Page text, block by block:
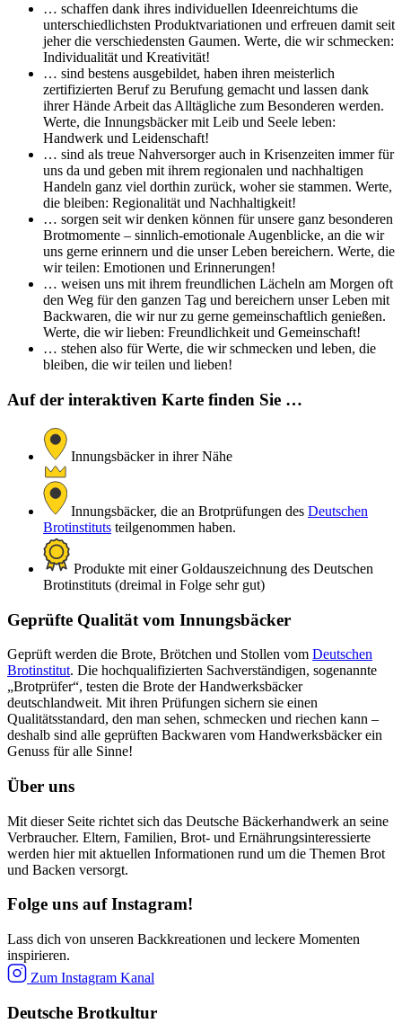
… schaffen dank ihres individuellen Ideenreichtums die
unterschiedlichsten Produktvariationen und erfreuen damit seit
jeher die verschiedensten Gaumen. Werte, die wir schmecken:
Individualität und Kreativität!
… sind bestens ausgebildet, haben ihren meisterlich
zertifizierten Beruf zu Berufung gemacht und lassen dank
ihrer Hände Arbeit das Alltägliche zum Besonderen werden.
Werte, die Innungsbäcker mit Leib und Seele leben:
Handwerk und Leidenschaft!
… sind als treue Nahversorger auch in Krisenzeiten immer für
uns da und geben mit ihrem regionalen und nachhaltigen
Handeln ganz viel dorthin zurück, woher sie stammen. Werte,
die bleiben: Regionalität und Nachhaltigkeit!
… sorgen seit wir denken können für unsere ganz besonderen
Brotmomente – sinnlich-emotionale Augenblicke, an die wir
uns gerne erinnern und die unser Leben bereichern. Werte, die
wir teilen: Emotionen und Erinnerungen!
… weisen uns mit ihrem freundlichen Lächeln am Morgen oft
den Weg für den ganzen Tag und bereichern unser Leben mit
Backwaren, die wir nur zu gerne gemeinschaftlich genießen.
Werte, die wir lieben: Freundlichkeit und Gemeinschaft!
… stehen also für Werte, die wir schmecken und leben, die
bleiben, die wir teilen und lieben!
Auf der interaktiven Karte finden Sie …
Innungsbäcker in ihrer Nähe
Innungsbäcker, die an Brotprüfungen des Deutschen
Brotinstituts teilgenommen haben.
Produkte mit einer Goldauszeichnung des Deutschen
Brotinstituts (dreimal in Folge sehr gut)
Geprüfte Qualität vom Innungsbäcker
Geprüft werden die Brote, Brötchen und Stollen vom Deutschen
Brotinstitut. Die hochqualifizierten Sachverständigen, sogenannte
„Brotprüfer“, testen die Brote der Handwerksbäcker
deutschlandweit. Mit ihren Prüfungen sichern sie einen
Qualitätsstandard, den man sehen, schmecken und riechen kann –
deshalb sind alle geprüften Backwaren vom Handwerksbäcker ein
Genuss für alle Sinne!
Über uns
Mit dieser Seite richtet sich das Deutsche Bäckerhandwerk an seine
Verbraucher. Eltern, Familien, Brot- und Ernährungsinteressierte
werden hier mit aktuellen Informationen rund um die Themen Brot
und Backen versorgt.
Folge uns auf Instagram!
Lass dich von unseren Backkreationen und leckere Momenten
inspirieren.
Zum Instagram Kanal
Deutsche Brotkultur